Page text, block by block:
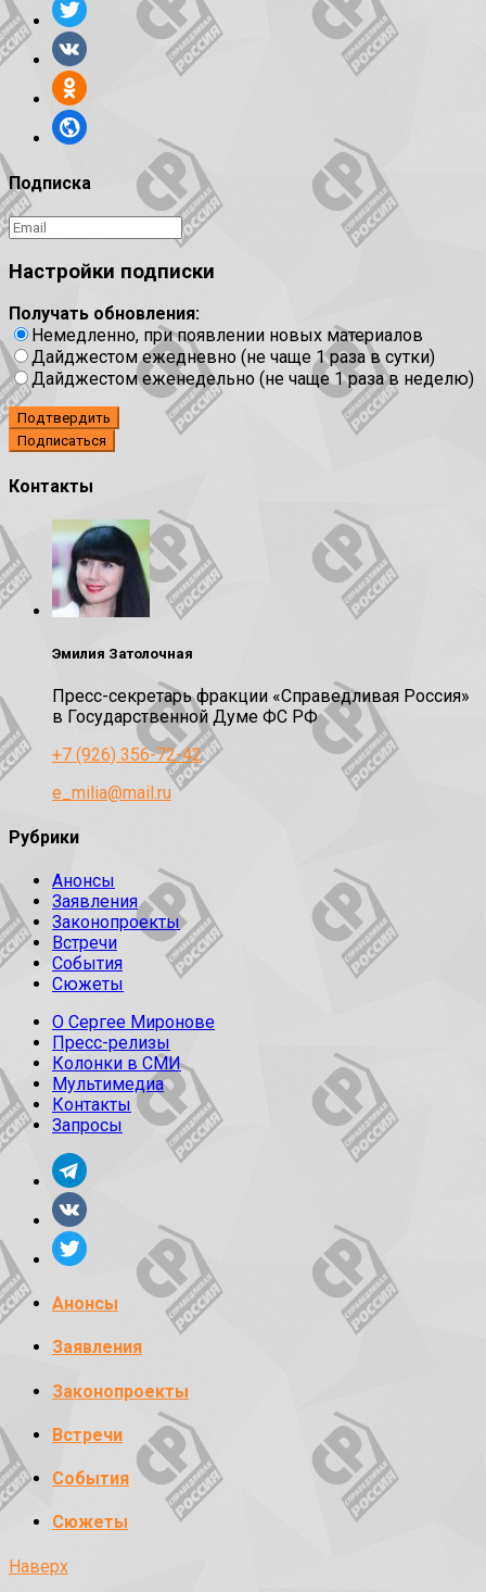
Подписка
Настройки подписки
Получать обновления:
Немедленно, при появлении новых материалов
Дайджестом ежедневно (не чаще 1 раза в сутки)
Дайджестом еженедельно (не чаще 1 раза в неделю)
Подтвердить
Контакты
Эмилия Затолочная
Пресс-секретарь фракции «Справедливая Россия»
в Государственной Думе ФС РФ
+7 (926) 356-72-42
e_milia@mail.ru
Рубрики
Анонсы
Заявления
Законопроекты
Встречи
События
Сюжеты
О Сергее Миронове
Пресс-релизы
Колонки в СМИ
Мультимедиа
Контакты
Запросы
Анонсы
Заявления
Законопроекты
Встречи
События
Сюжеты
Наверх